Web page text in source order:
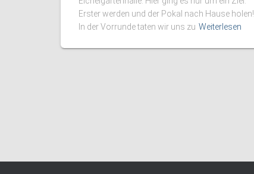
Erster werden und der Pokal nach Hause holen!
In der Vorrunde taten wir uns zu Weiterlesen